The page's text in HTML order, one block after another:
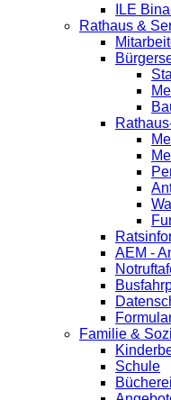
ILE
Rathaus &
AEM -
Familie &
Schule
Bücherei